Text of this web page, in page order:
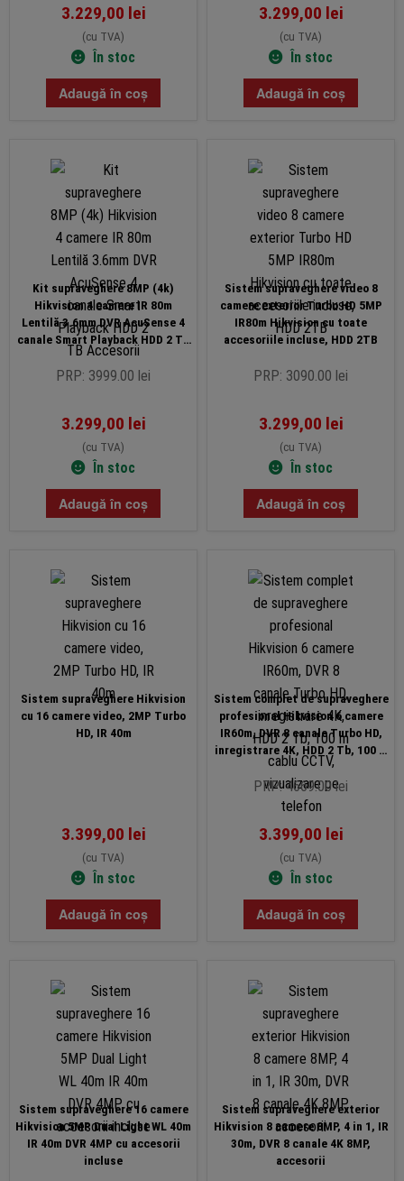
3.229,00 lei
(cu TVA)
În stoc
Adaugă în coș
3.299,00 lei
(cu TVA)
În stoc
Adaugă în coș
Kit supraveghere 8MP (4k)
Hikvision 4 camere IR 80m
Lentilă 3.6mm DVR AcuSense 4
canale Smart Playback HDD 2 TB
Accesorii
PRP: 3999.00 lei
3.299,00 lei
(cu TVA)
În stoc
Adaugă în coș
Sistem supraveghere video 8
camere exterior Turbo HD 5MP
IR80m Hikvision cu toate
accesoriile incluse, HDD 2TB
PRP: 3090.00 lei
3.299,00 lei
(cu TVA)
În stoc
Adaugă în coș
Sistem supraveghere Hikvision
cu 16 camere video, 2MP Turbo
HD, IR 40m
3.399,00 lei
(cu TVA)
În stoc
Adaugă în coș
Sistem complet de supraveghere
profesional Hikvision 6 camere
IR60m, DVR 8 canale Turbo HD,
inregistrare 4K, HDD 2 Tb, 100 m
cablu CCTV, vizualizare pe
telefon
PRP: 4669.00 lei
3.399,00 lei
(cu TVA)
În stoc
Adaugă în coș
Sistem supraveghere 16 camere
Hikvision 5MP Dual Light WL 40m
IR 40m DVR 4MP cu accesorii
incluse
Sistem supraveghere exterior
Hikvision 8 camere 8MP, 4 in 1, IR
30m, DVR 8 canale 4K 8MP,
accesorii